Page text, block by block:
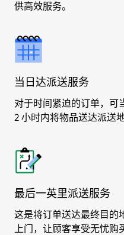
供高效服务。
当日达派送服务
对于时间紧迫的订单，可
2 小时内将物品送达派送地
最后一英里派送服务
这是将订单送达最终目的
上门，让顾客享受无忧购